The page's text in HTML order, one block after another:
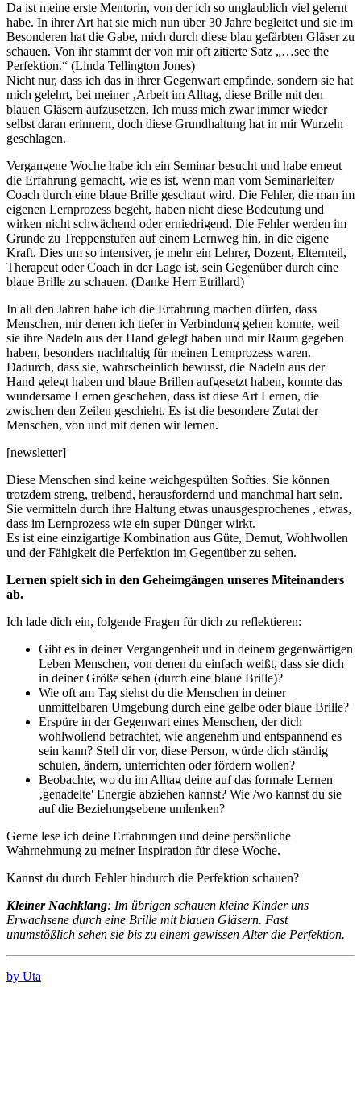
Da ist meine erste Mentorin, von der ich so unglaublich viel gelernt
habe. In ihrer Art hat sie mich nun über 30 Jahre begleitet und sie im
Besonderen hat die Gabe, mich durch diese blau gefärbten Gläser zu
schauen. Von ihr stammt der von mir oft zitierte Satz „…see the
Perfektion.“ (Linda Tellington Jones)
Nicht nur, dass ich das in ihrer Gegenwart empfinde, sondern sie hat
mich gelehrt, bei meiner ‚Arbeit im Alltag, diese Brille mit den
blauen Gläsern aufzusetzen, Ich muss mich zwar immer wieder
selbst daran erinnern, doch diese Grundhaltung hat in mir Wurzeln
geschlagen.
Vergangene Woche habe ich ein Seminar besucht und habe erneut
die Erfahrung gemacht, wie es ist, wenn man vom Seminarleiter/
Coach durch eine blaue Brille geschaut wird. Die Fehler, die man im
eigenen Lernprozess begeht, haben nicht diese Bedeutung und
wirken nicht schwächend oder erniedrigend. Die Fehler werden im
Grunde zu Treppenstufen auf einem Lernweg hin, in die eigene
Kraft. Dies um so intensiver, je mehr ein Lehrer, Dozent, Elternteil,
Therapeut oder Coach in der Lage ist, sein Gegenüber durch eine
blaue Brille zu schauen. (Danke Herr Etrillard)
In all den Jahren habe ich die Erfahrung machen dürfen, dass
Menschen, mir denen ich tiefer in Verbindung gehen konnte, weil
sie ihre Nadeln aus der Hand gelegt haben und mir Raum gegeben
haben, besonders nachhaltig für meinen Lernprozess waren.
Dadurch, dass sie, wahrscheinlich bewusst, die Nadeln aus der
Hand gelegt haben und blaue Brillen aufgesetzt haben, konnte das
wundersame Lernen geschehen, dass ist diese Art Lernen, die
zwischen den Zeilen geschieht. Es ist die besondere Zutat der
Menschen, von und mit denen wir lernen.
[newsletter]
Diese Menschen sind keine weichgespülten Softies. Sie können
trotzdem streng, treibend, herausfordernd und manchmal hart sein.
Sie vermitteln durch ihre Haltung etwas unausgesprochenes , etwas,
dass im Lernprozess wie ein super Dünger wirkt.
Es ist eine einzigartige Kombination aus Güte, Demut, Wohlwollen
und der Fähigkeit die Perfektion im Gegenüber zu sehen.
Lernen spielt sich in den Geheimgängen unseres Miteinanders
ab.
Ich lade dich ein, folgende Fragen für dich zu reflektieren:
Gibt es in deiner Vergangenheit und in deinem gegenwärtigen
Leben Menschen, von denen du einfach weißt, dass sie dich
in deiner Größe sehen (durch eine blaue Brille)?
Wie oft am Tag siehst du die Menschen in deiner
unmittelbaren Umgebung durch eine gelbe oder blaue Brille?
Erspüre in der Gegenwart eines Menschen, der dich
wohlwollend betrachtet, wie angenehm und entspannend es
sein kann? Stell dir vor, diese Person, würde dich ständig
schulen, ändern, unterrichten oder fördern wollen?
Beobachte, wo du im Alltag deine auf das formale Lernen
‚genadelte' Energie abziehen kannst? Wie /wo kannst du sie
auf die Beziehungsebene umlenken?
Gerne lese ich deine Erfahrungen und deine persönliche
Wahrnehmung zu meiner Inspiration für diese Woche.
Kannst du durch Fehler hindurch die Perfektion schauen?
Kleiner Nachklang: Im übrigen schauen kleine Kinder uns
Erwachsene durch eine Brille mit blauen Gläsern. Fast
unumstößlich sehen sie bis zu einem gewissen Alter die Perfektion.
by Uta